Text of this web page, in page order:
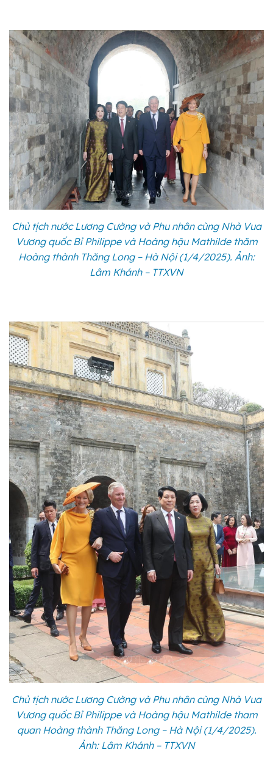
Chủ tịch nước Lương Cường và Phu nhân cùng Nhà Vua
Vương quốc Bỉ Philippe và Hoàng hậu Mathilde thăm
Hoàng thành Thăng Long – Hà Nội (1/4/2025). Ảnh:
Lâm Khánh – TTXVN
Chủ tịch nước Lương Cường và Phu nhân cùng Nhà Vua
Vương quốc Bỉ Philippe và Hoàng hậu Mathilde tham
quan Hoàng thành Thăng Long – Hà Nội (1/4/2025).
Ảnh: Lâm Khánh – TTXVN